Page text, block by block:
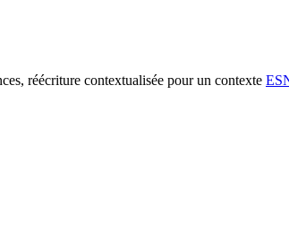
réécriture contextualisée pour un contexte